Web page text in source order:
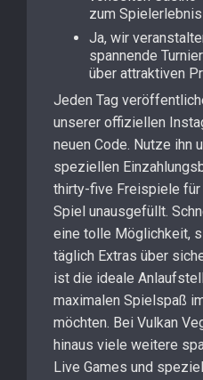
zum
Ja, wir
spannende
über attraktiven
Jeden Tag
unserer offiziellen
neuen Code. Nutze ihn
speziellen
thirty-five Freispiele
Spiel unausgefüllt.
eine tolle Möglichkeit,
täglich Extras über
ist die ideale
maximalen Spielspaß
möchten. Bei Vulkan
hinaus viele weitere
Live Games und